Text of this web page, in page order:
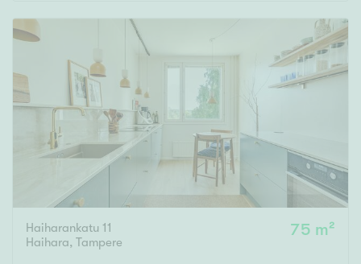
Haiharankatu 11
Haihara, Tampere
75 m²